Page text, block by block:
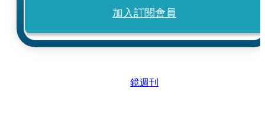
加入訂閱會員
鏡週刊